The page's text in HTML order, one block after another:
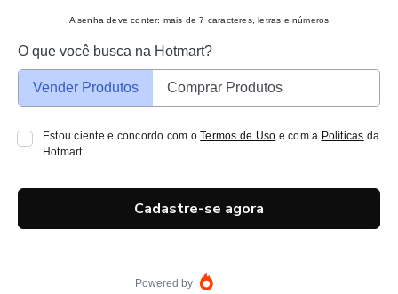
A senha deve conter: mais de 7 caracteres, letras e números
O que você busca na Hotmart?
Vender Produtos Comprar Produtos
Estou ciente e concordo com oTermos de Uso e com a Políticas da
Hotmart.
Cadastre-se agora
Powered by